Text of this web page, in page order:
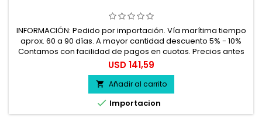
INFORMACIÓN: Pedido por importación. Vía marítima tiempo
aprox. 60 a 90 días. A mayor cantidad descuento 5% - 10%
Contamos con facilidad de pagos en cuotas. Precios antes
del impuesto. 100% seguro.
Precio
USD 141,59
 Añadir al carrito
 Importacion